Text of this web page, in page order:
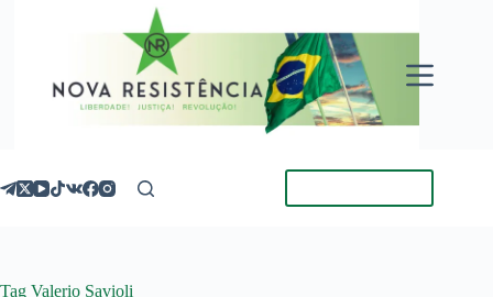
Tag Valerio Savioli